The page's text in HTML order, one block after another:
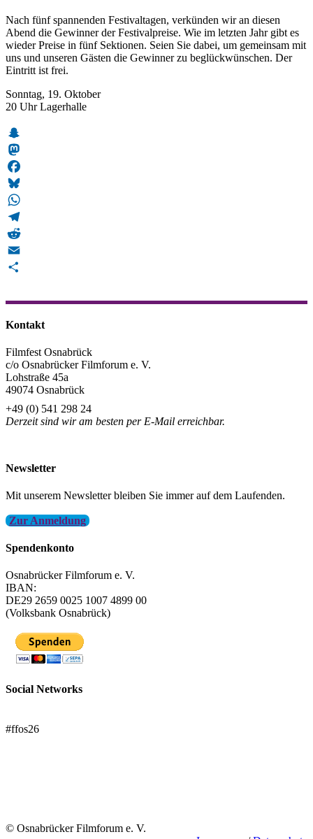
Nach fünf spannenden Festivaltagen, verkünden wir an diesen
Abend die Gewinner der Festivalpreise. Wie im letzten Jahr gibt es
wieder Preise in fünf Sektionen. Seien Sie dabei, um gemeinsam mit
uns und unseren Gästen die Gewinner zu beglückwünschen. Der
Eintritt ist frei.
Sonntag, 19. Oktober
20 Uhr Lagerhalle
Snapchat
Mastodon
Facebook
Bluesky
WhatsApp
Telegram
Reddit
Email
Kontakt
Filmfest Osnabrück
c/o Osnabrücker Filmforum e. V.
Lohstraße 45a
49074 Osnabrück
+49 (0) 541 298 24
Derzeit sind wir am besten per E-Mail erreichbar.
Newsletter
Mit unserem Newsletter bleiben Sie immer auf dem Laufenden.
Zur Anmeldung
Spendenkonto
Osnabrücker Filmforum e. V.
IBAN:
DE29 2659 0025 1007 4899 00
(Volksbank Osnabrück)
Social Networks
#ffos26
© Osnabrücker Filmforum e. V.